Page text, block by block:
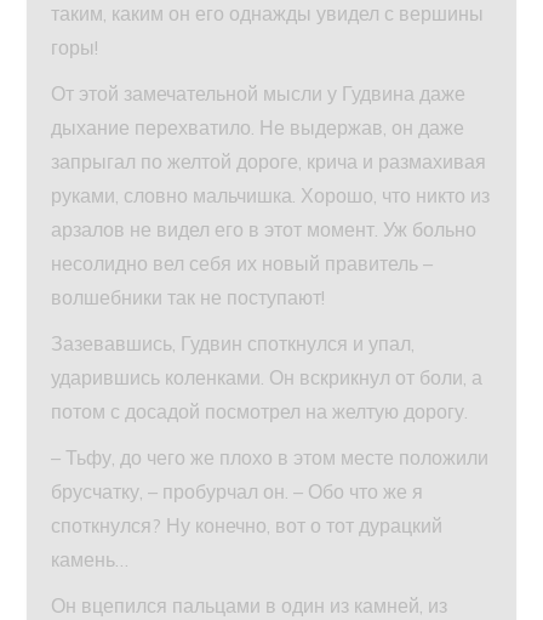
таким, каким он его однажды увидел с вершины
горы!
От этой замечательной мысли у Гудвина даже
дыхание перехватило. Не выдержав, он даже
запрыгал по желтой дороге, крича и размахивая
руками, словно мальчишка. Хорошо, что никто из
арзалов не видел его в этот момент. Уж больно
несолидно вел себя их новый правитель –
волшебники так не поступают!
Зазевавшись, Гудвин споткнулся и упал,
ударившись коленками. Он вскрикнул от боли, а
потом с досадой посмотрел на желтую дорогу.
– Тьфу, до чего же плохо в этом месте положили
брусчатку, – пробурчал он. – Обо что же я
споткнулся? Ну конечно, вот о тот дурацкий
камень…
Он вцепился пальцами в один из камней, из